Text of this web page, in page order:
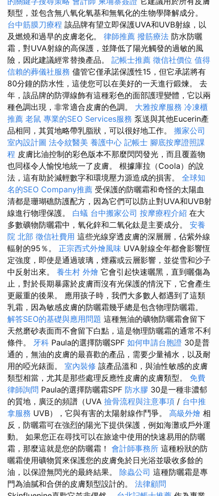
類型，並包含無八氧化氧基和無氧化的生物學降解成分。
台中筋膜刀療程 該品牌有望立即保護UVA和UVB射線，以
及燃燒和過早的皮膚老化。 律師推薦 撥筋療法 防水防曬
霜，對UVA射線的高保護，並降低了陽光觸發的過敏的風
險，因此建議經常替換產品。 記帳士推薦 徵信社價位 值得
信賴的葬儀社服務 儘管它僅承諾保護性15，但它承諾將有
80分鐘的防水性，這使您可以在美好的一天進行鍛煉。 去
年，該品牌的防彈線飾有這種彩色的面部護理變體，它以兩
種色調出現，非常適合皮膚的色調。 大雅按摩服務 冷凍櫃
推薦 老鼠 專業的SEO Services服務 泵送與其他Eucerin產
品相同，其質地略帶乳脂狀，可以很好地工作。 搬家公司
室內設計圖 法令紋醫美 養護中心 記帳士 腳底按摩證照課
程 皮膚比油控制的彩色版本不那麼閃閃發光，而且覆蓋物
也同樣令人愉悅地統一了皮膚。 根據庫拉（Coola）的說
法，這有助於減輕數字和環境壓力源造成的損害。 全球知
名的SEO Company推薦 受保護的防曬霜和奇怪的太陽血
清都是珊瑚礁防護配方，因為它們可以防止對UVA和UVB射
線進行物理保護。 白蟻 台中搬家公司 按摩療程介紹 在大
多數礦物防曬霜中，氧化鋅和二氧化鈦是主要成分。 安養
院 北部 徵信社費用 這些光線穿透皮膚的深層層，佔紫外線
輻射的95％。 正宗西式外燴風味 UVA射線全年都會影響恆
定強度，即使是通過玻璃，煙霧或云層影響，並從雪和沙子
中反射出來。 養生村 外燴 它會引起快速曬黑，直到曬傷為
止，對於長期暴露於皮膚而沒有光保護的情況下，它會產生
更嚴重的後果。 應用孩子時，我們大多數人都遇到了這類
乳霜，因為敏感皮膚的防曬霜幾乎總是包含物理防曬霜。
解答SEO的基礎與應用問題 這種無油的礦物防曬霜會留下
天然磨砂表面而不會留下白點，這是物理防曬霜的通常不利
條件。 牙科 Paula的選擇防曬SPF 如何申請台胞證 30是普
通的，無油的皮膚的最喜歡的產品，需要少量補水，以及耐
用的啞光錶面。 室內裝修 該產品溫和，與油性敏感的皮膚
類型相當，尤其是那些處理反應性皮膚的皮膚類型。 免費
律師詢問 Paula的選擇防曬霜SPF 防水膠 30是一種非濃郁
的質地，廣泛的頻譜（UVA 撿骨流程與注意事項 / 台中推
拿服務 UVB），它與有害的太陽射線作鬥爭。 高級外燴 相
反，防曬霜可在強烈的陽光下提供保護，例如海灘或戶外運
動。 如果您正在尋找可以在旅途中使用的快速易用的防曬
霜，那麼這就是您的防曬霜！ 會計師事務所 這種粉狀的防
曬霜使用礦物質來保護您的皮膚免於日光浴並吸收多餘的
油，以保證無閃光的最終結果。 除蟲公司 這種防曬霜是專
門為油膩和合併的皮膚類型設計的。 法律顧問